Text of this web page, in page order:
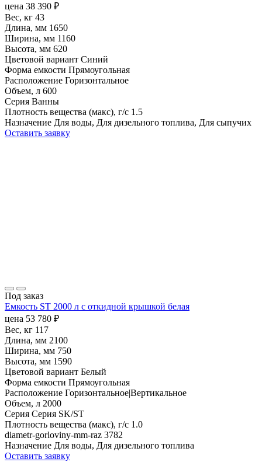
цена 38 390 ₽
Вес, кг 43
Длина, мм 1650
Ширина, мм 1160
Высота, мм 620
Цветовой вариант Синий
Форма емкости Прямоугольная
Расположение Горизонтальное
Объем, л 600
Серия Ванны
Плотность вещества (макс), г/с 1.5
Назначение Для воды, Для дизельного топлива, Для сыпучих
Оставить заявку
Под заказ
Емкость ST 2000 л с откидной крышкой белая
цена 53 780 ₽
Вес, кг 117
Длина, мм 2100
Ширина, мм 750
Высота, мм 1590
Цветовой вариант Белый
Форма емкости Прямоугольная
Расположение Горизонтальное|Вертикальное
Объем, л 2000
Серия Серия SK/ST
Плотность вещества (макс), г/с 1.0
diametr-gorloviny-mm-raz 3782
Назначение Для воды, Для дизельного топлива
Оставить заявку